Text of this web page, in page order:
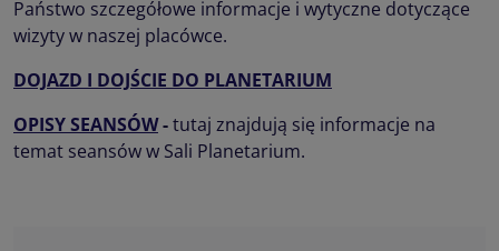
Państwo szczegółowe informacje i wytyczne dotyczące
wizyty w naszej placówce.
DOJAZD I DOJŚCIE DO PLANETARIUM
OPISY SEANSÓW-tutaj znajdują się informacje na
temat seansów w Sali Planetarium.